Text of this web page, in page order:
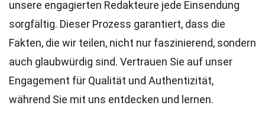
unsere engagierten Redakteure jede Einsendung
sorgfältig. Dieser Prozess garantiert, dass die
Fakten, die wir teilen, nicht nur faszinierend, sondern
auch glaubwürdig sind. Vertrauen Sie auf unser
Engagement für Qualität und Authentizität,
während Sie mit uns entdecken und lernen.